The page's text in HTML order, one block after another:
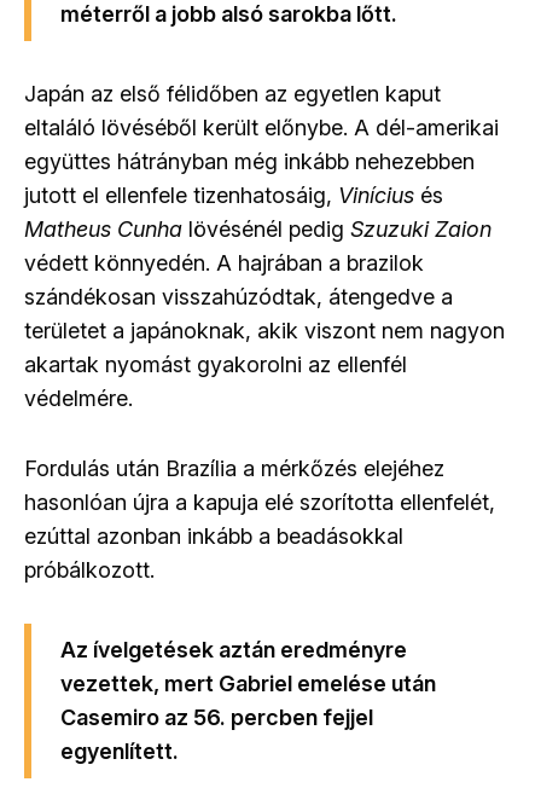
méterről a jobb alsó sarokba lőtt.
Japán az első félidőben az egyetlen kaput
eltaláló lövéséből került előnybe. A dél-amerikai
együttes hátrányban még inkább nehezebben
jutott el ellenfele tizenhatosáig, Vinícius és
Matheus Cunha lövésénél pedig Szuzuki Zaion
védett könnyedén. A hajrában a brazilok
szándékosan visszahúzódtak, átengedve a
területet a japánoknak, akik viszont nem nagyon
akartak nyomást gyakorolni az ellenfél
védelmére.
Fordulás után Brazília a mérkőzés elejéhez
hasonlóan újra a kapuja elé szorította ellenfelét,
ezúttal azonban inkább a beadásokkal
próbálkozott.
Az ívelgetések aztán eredményre
vezettek, mert Gabriel emelése után
Casemiro az 56. percben fejjel
egyenlített.